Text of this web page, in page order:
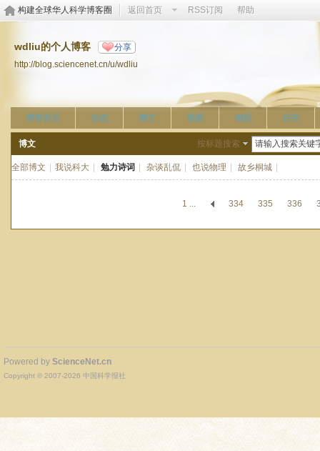
构建全球华人科学博客圈 返回首页 RSS订阅 帮助
wdliu的个人博客 分享
http://blog.sciencenet.cn/u/wdliu
博客首页 动态 博文 视频 相册 好友
博文 按标题搜索
全部博文 我说科大 勉力诗词 杂谈乱侃 也说物理 故乡桐城
1 ... 334 335 336
Powered by ScienceNet.cn
Copyright © 2007-2026 中国科学报社